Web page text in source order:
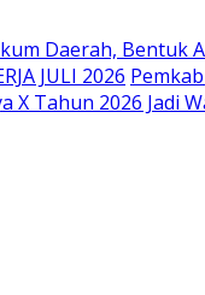
Daerah, Bentuk
JULI 2026
X Tahun 2026 Jadi